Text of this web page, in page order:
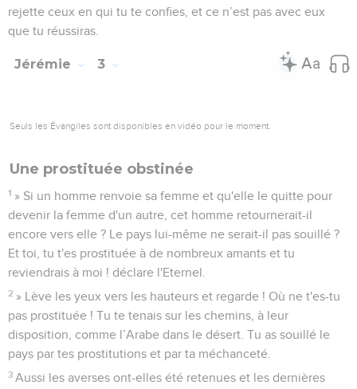
rejette ceux en qui tu te confies, et ce n’est pas avec eux
que tu réussiras.
Jérémie 3
Seuls les Évangiles sont disponibles en vidéo pour le moment.
Une prostituée obstinée
1 » Si un homme renvoie sa femme et qu'elle le quitte pour
devenir la femme d'un autre, cet homme retournerait-il
encore vers elle ? Le pays lui-même ne serait-il pas souillé ?
Et toi, tu t'es prostituée à de nombreux amants et tu
reviendrais à moi ! déclare l'Eternel.
2 » Lève les yeux vers les hauteurs et regarde ! Où ne t'es-tu
pas prostituée ! Tu te tenais sur les chemins, à leur
disposition, comme l’Arabe dans le désert. Tu as souillé le
pays par tes prostitutions et par ta méchanceté.
3 Aussi les averses ont-elles été retenues et les dernières